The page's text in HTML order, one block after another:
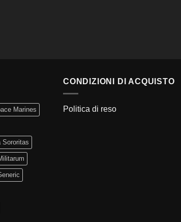
Marines
Sororitas
CONDIZIONI DI ACQUISTO
Politica di reso